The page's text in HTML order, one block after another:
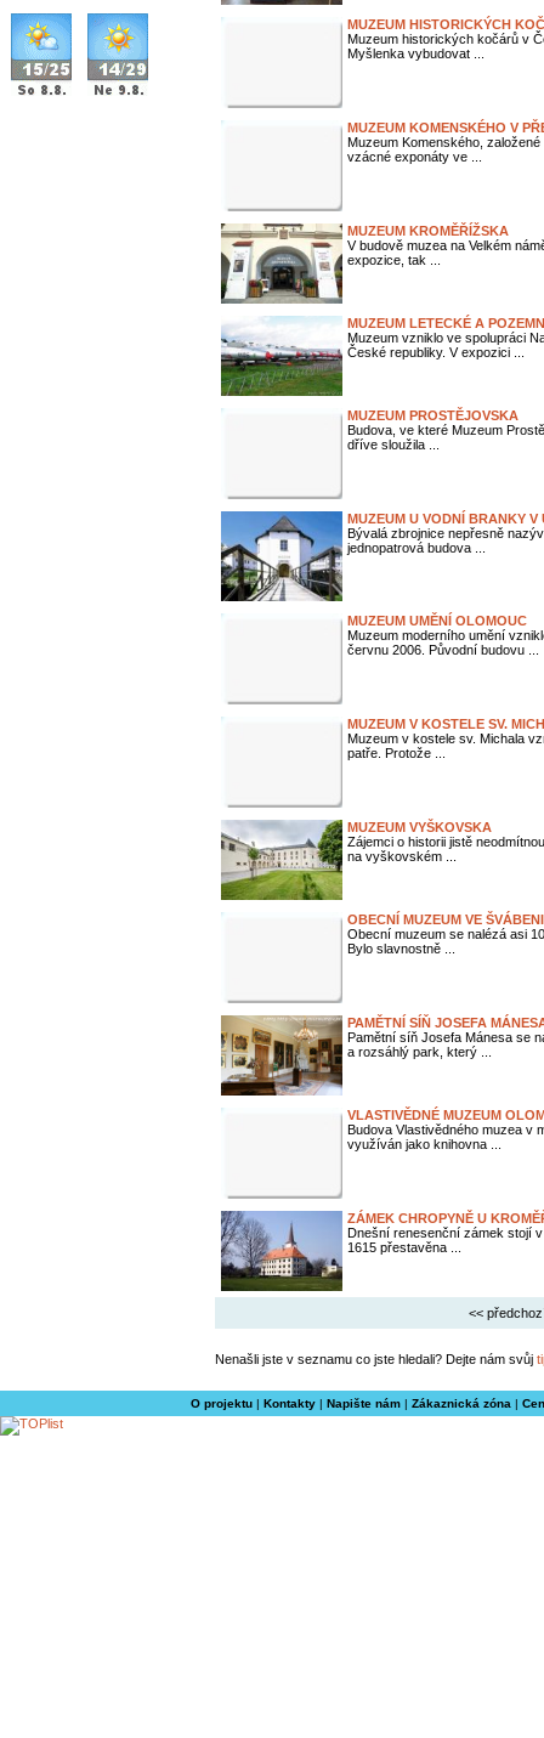
MUZEUM HISTORICKÝCH
Muzeum historických kočárů v
Myšlenka vybudovat ...
MUZEUM KOMENSKÉHO V
Muzeum Komenského,
vzácné exponáty ve ...
MUZEUM KROMĚŘÍŽSKA
V budově muzea na Velkém
expozice, tak ...
MUZEUM LETECKÉ A
Muzeum vzniklo ve spolupráci
České republiky. V expozici ...
MUZEUM PROSTĚJOVSKA
Budova, ve které Muzeum
dříve sloužila ...
MUZEUM U VODNÍ BRANKY V
Bývalá zbrojnice nepřesně
jednopatrová budova ...
MUZEUM UMĚNÍ OLOMOUC
Muzeum moderního umění
červnu 2006. Původní budovu ...
MUZEUM V KOSTELE SV.
Muzeum v kostele sv. Michala
patře. Protože ...
MUZEUM VYŠKOVSKA
Zájemci o historii jistě
na vyškovském ...
OBECNÍ MUZEUM VE
Obecní muzeum se nalézá asi
Bylo slavnostně ...
PAMĚTNÍ SÍŇ JOSEFA
Pamětní síň Josefa Mánesa se
a rozsáhlý park, který ...
VLASTIVĚDNÉ MUZEUM
Budova Vlastivědného muzea v
využíván jako knihovna ...
ZÁMEK CHROPYNĚ U
Dnešní renesenční zámek stojí
1615 přestavěna ...
<<
Nenašli jste v seznamu co jste hledali? Dejte nám svůj
O projektu| Kontakty| Napište nám| Zákaznická zóna |